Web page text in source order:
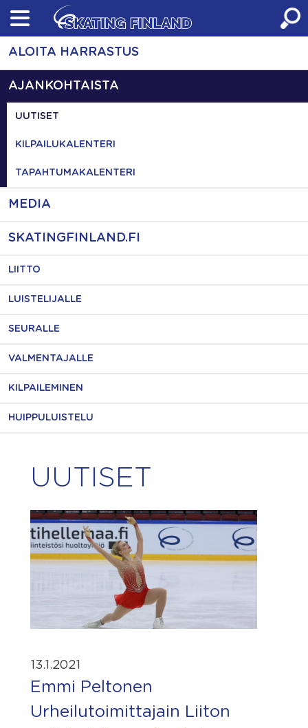
Skip
content
ALOITA HARRASTUS
AJANKOHTAISTA
UUTISET
KILPAILUKALENTERI
TAPAHTUMAKALENTERI
MEDIA
SKATINGFINLAND.FI
LIITTO
LUISTELIJALLE
SEURALLE
VALMENTAJALLE
KILPAILEMINEN
HUIPPULUISTELU
UUTISET
13.1.2021
Emmi Peltonen
Urheilutoimittajain Liiton